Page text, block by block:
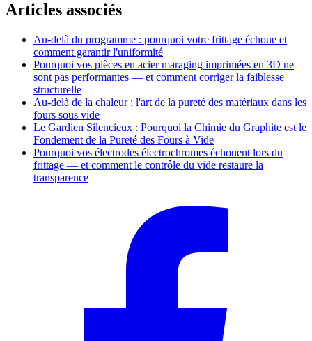
Articles associés
Au-delà du programme : pourquoi votre frittage échoue et
comment garantir l'uniformité
Pourquoi vos pièces en acier maraging imprimées en 3D ne
sont pas performantes — et comment corriger la faiblesse
structurelle
Au-delà de la chaleur : l'art de la pureté des matériaux dans les
fours sous vide
Le Gardien Silencieux : Pourquoi la Chimie du Graphite est le
Fondement de la Pureté des Fours à Vide
Pourquoi vos électrodes électrochromes échouent lors du
frittage — et comment le contrôle du vide restaure la
transparence